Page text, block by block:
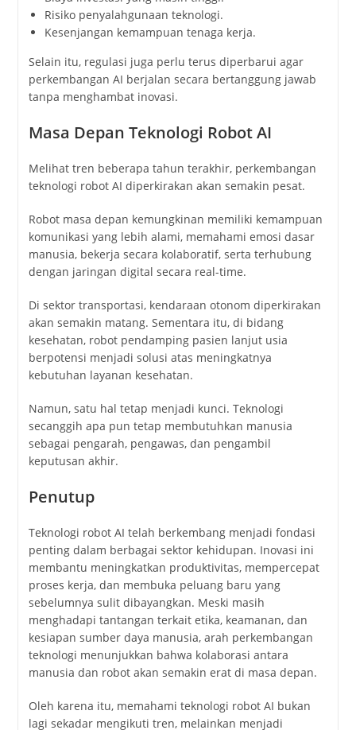
Risiko penyalahgunaan teknologi.
Kesenjangan kemampuan tenaga kerja.
Selain itu, regulasi juga perlu terus diperbarui agar
perkembangan AI berjalan secara bertanggung jawab
tanpa menghambat inovasi.
Masa Depan Teknologi Robot AI
Melihat tren beberapa tahun terakhir, perkembangan
teknologi robot AI diperkirakan akan semakin pesat.
Robot masa depan kemungkinan memiliki kemampuan
komunikasi yang lebih alami, memahami emosi dasar
manusia, bekerja secara kolaboratif, serta terhubung
dengan jaringan digital secara real-time.
Di sektor transportasi, kendaraan otonom diperkirakan
akan semakin matang. Sementara itu, di bidang
kesehatan, robot pendamping pasien lanjut usia
berpotensi menjadi solusi atas meningkatnya
kebutuhan layanan kesehatan.
Namun, satu hal tetap menjadi kunci. Teknologi
secanggih apa pun tetap membutuhkan manusia
sebagai pengarah, pengawas, dan pengambil
keputusan akhir.
Penutup
Teknologi robot AI telah berkembang menjadi fondasi
penting dalam berbagai sektor kehidupan. Inovasi ini
membantu meningkatkan produktivitas, mempercepat
proses kerja, dan membuka peluang baru yang
sebelumnya sulit dibayangkan. Meski masih
menghadapi tantangan terkait etika, keamanan, dan
kesiapan sumber daya manusia, arah perkembangan
teknologi menunjukkan bahwa kolaborasi antara
manusia dan robot akan semakin erat di masa depan.
Oleh karena itu, memahami teknologi robot AI bukan
lagi sekadar mengikuti tren, melainkan menjadi